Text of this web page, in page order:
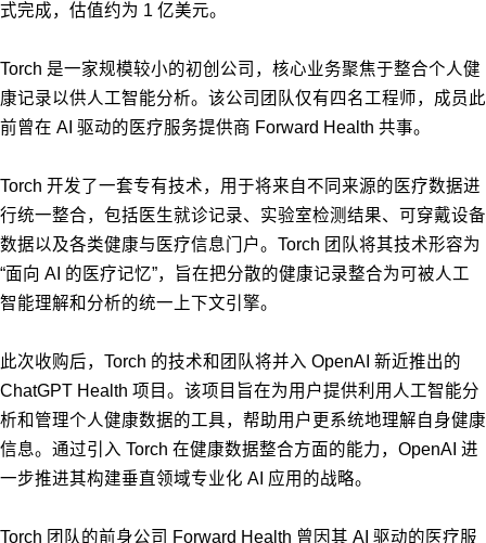
式完成，估值约为 1 亿美元。
Torch 是一家规模较小的初创公司，核心业务聚焦于整合个人健
康记录以供人工智能分析。该公司团队仅有四名工程师，成员此
前曾在 AI 驱动的医疗服务提供商 Forward Health 共事。
Torch 开发了一套专有技术，用于将来自不同来源的医疗数据进
行统一整合，包括医生就诊记录、实验室检测结果、可穿戴设备
数据以及各类健康与医疗信息门户。Torch 团队将其技术形容为
“面向 AI 的医疗记忆”，旨在把分散的健康记录整合为可被人工
智能理解和分析的统一上下文引擎。
此次收购后，Torch 的技术和团队将并入 OpenAI 新近推出的
ChatGPT Health 项目。该项目旨在为用户提供利用人工智能分
析和管理个人健康数据的工具，帮助用户更系统地理解自身健康
信息。通过引入 Torch 在健康数据整合方面的能力，OpenAI 进
一步推进其构建垂直领域专业化 AI 应用的战略。
Torch 团队的前身公司 Forward Health 曾因其 AI 驱动的医疗服